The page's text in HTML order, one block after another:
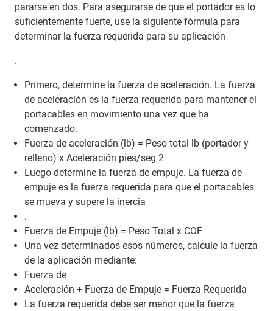
pararse en dos. Para asegurarse de que el portador es lo
suficientemente fuerte, use la siguiente fórmula para
determinar la fuerza requerida para su aplicación
.
Primero, determine la fuerza de aceleración. La fuerza
de aceleración es la fuerza requerida para mantener el
portacables en movimiento una vez que ha
comenzado.
Fuerza de aceleración (lb) = Peso total lb (portador y
relleno) x Aceleración pies/seg 2
Luego determine la fuerza de empuje. La fuerza de
empuje es la fuerza requerida para que el portacables
se mueva y supere la inercia
.
Fuerza de Empuje (lb) = Peso Total x COF
Una vez determinados esos números, calcule la fuerza
de la aplicación mediante:
Fuerza de
Aceleración + Fuerza de Empuje = Fuerza Requerida
La fuerza requerida debe ser menor que la fuerza